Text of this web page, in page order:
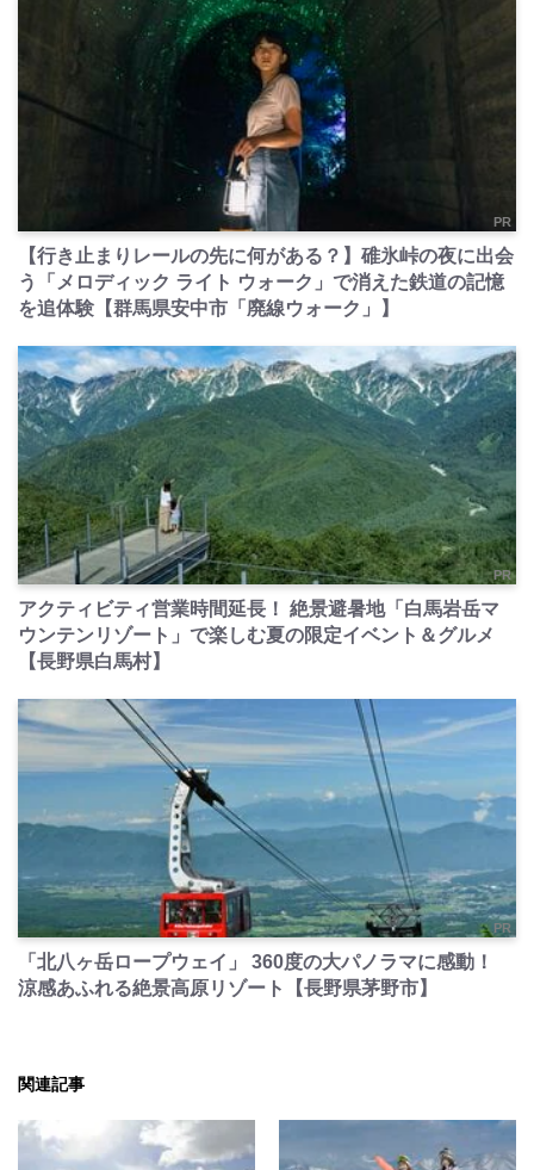
PR
【行き止まりレールの先に何がある？】碓氷峠の夜に出会
う「メロディック ライト ウォーク」で消えた鉄道の記憶
を追体験【群馬県安中市「廃線ウォーク」】
PR
アクティビティ営業時間延長！ 絶景避暑地「白馬岩岳マ
ウンテンリゾート」で楽しむ夏の限定イベント＆グルメ
【長野県白馬村】
PR
「北八ヶ岳ロープウェイ」 360度の大パノラマに感動！
涼感あふれる絶景高原リゾート【長野県茅野市】
関連記事